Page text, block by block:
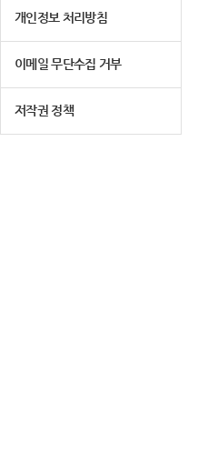
개인정보 처리방침
이메일 무단수집 거부
저작권 정책